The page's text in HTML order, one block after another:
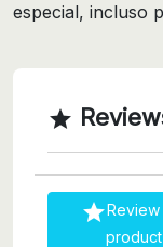
especial, incluso

Review
product